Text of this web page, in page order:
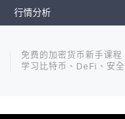
行情分析
免费的加密货币新手课程
学习比特币、DeFi、安